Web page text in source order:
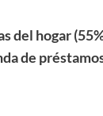
del hogar
de